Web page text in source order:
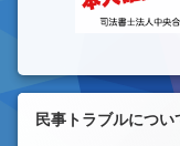
民事トラブルについ